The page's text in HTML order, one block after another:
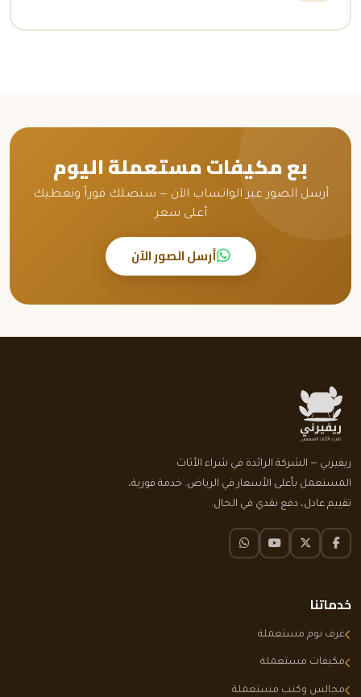
بع مكيفات مستعملة اليوم
أرسل الصور عبر الواتساب الآن — سنصلك فوراً ونعطيك
أعلى سعر
أرسل الصور الآن
ريفيرني — الشركة الرائدة في شراء الأثاث
المستعمل بأعلى الأسعار في الرياض. خدمة فورية،
تقييم عادل، دفع نقدي في الحال.
فيسبوكتويتر X يوتيوبواتساب
خدماتنا
غرف نوم مستعملة
مكيفات مستعملة
مجالس وكنب مستعملة